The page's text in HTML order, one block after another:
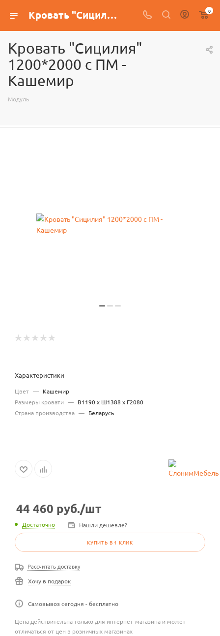
Кровать "Сицилия" 1200*2000 с ПМ - Кашемир 0
Кровать "Сицилия"
1200*2000 с ПМ -
Кашемир
Модуль
Характеристики
Цвет — Кашемир
Размеры кровати — В1190 х Ш1388 х Г2080
Страна производства — Беларусь
44 460 руб./шт
Достаточно Нашли дешевле?
КУПИТЬ В 1 КЛИК
Рассчитать доставку
Хочу в подарок
Самовывоз сегодня - бесплатно
Цена действительна только для интернет-магазина и может
отличаться от цен в розничных магазинах